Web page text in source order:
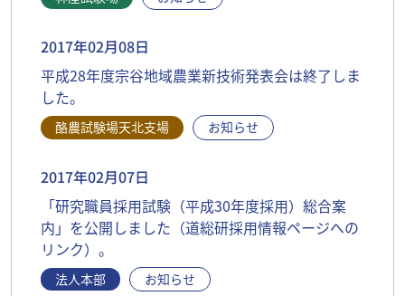
2017年02月08日
平成28年度宗谷地域農業新技術発表会は終了しま
した。
酪農試験場天北支場 お知らせ
2017年02月07日
「研究職員採用試験（平成30年度採用）総合案
内」を公開しました（道総研採用情報ページへの
リンク）。
法人本部 お知らせ